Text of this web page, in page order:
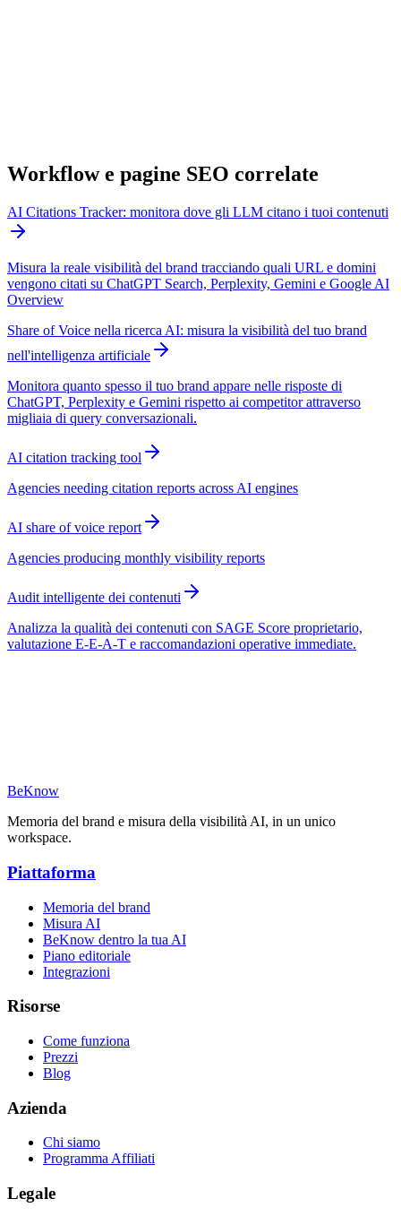
Workflow e pagine SEO correlate
AI Citations Tracker: monitora dove gli LLM citano i tuoi contenuti
Misura la reale visibilità del brand tracciando quali URL e domini
vengono citati su ChatGPT Search, Perplexity, Gemini e Google AI
Overview
Share of Voice nella ricerca AI: misura la visibilità del tuo brand
nell'intelligenza artificiale
Monitora quanto spesso il tuo brand appare nelle risposte di
ChatGPT, Perplexity e Gemini rispetto ai competitor attraverso
migliaia di query conversazionali.
AI citation tracking tool
Agencies needing citation reports across AI engines
AI share of voice report
Agencies producing monthly visibility reports
Audit intelligente dei contenuti
Analizza la qualità dei contenuti con SAGE Score proprietario,
valutazione E-E-A-T e raccomandazioni operative immediate.
BeKnow
Memoria del brand e misura della visibilità AI, in un unico
workspace.
Piattaforma
Memoria del brand
Misura AI
BeKnow dentro la tua AI
Piano editoriale
Integrazioni
Risorse
Come funziona
Prezzi
Blog
Azienda
Chi siamo
Programma Affiliati
Legale